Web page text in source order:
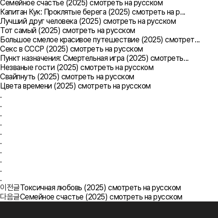
Семейное счастье (2025) смотреть на русском
Капитан Кук: Проклятые берега (2025) смотреть на р...
Лучший друг человека (2025) смотреть на русском
Тот самый (2025) смотреть на русском
Большое смелое красивое путешествие (2025) смотрет...
Секс в СССР (2025) смотреть на русском
Пункт назначения: Смертельная игра (2025) смотреть...
Незваные гости (2025) смотреть на русском
Свайпнуть (2025) смотреть на русском
Цвета времени (2025) смотреть на русском
.
.
.
.
.
.
.
.
.
.
이전글Токсичная любовь (2025) смотреть на русском
다음글Семейное счастье (2025) смотреть на русском